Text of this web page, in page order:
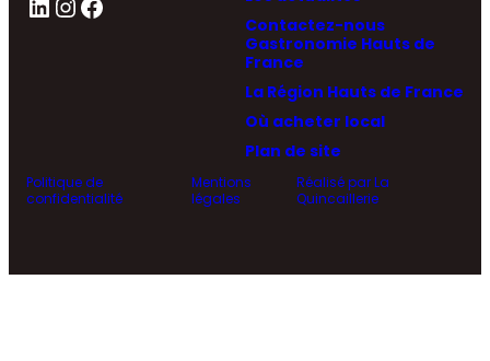
Contactez-nous
Gastronomie Hauts de
France
La Région Hauts de France
Où acheter local
Plan de site
Politique de
confidentialité
Mentions
légales
Réalisé par La
Quincaillerie